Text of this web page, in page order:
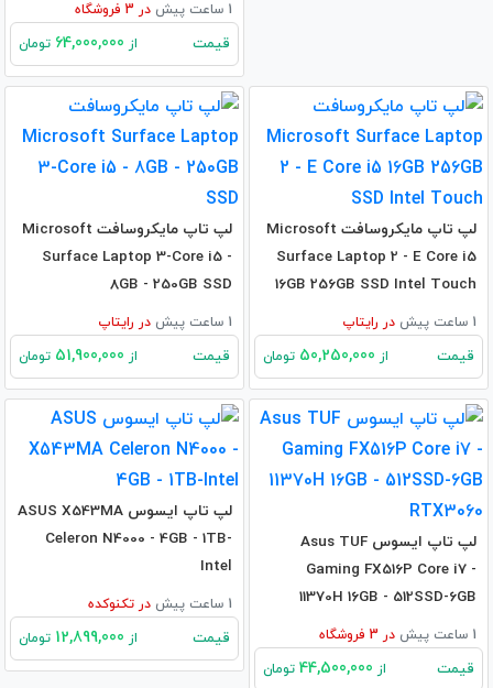
1 ساعت پیش در فروشگاه
قیمت از تومان
لپ تاپ مایکروسافت Microsoft
Surface Laptop 2 - E Core i5
16GB 256GB SSD Intel Touch
1 ساعت پیش در رایتاپ
قیمت از تومان
لپ تاپ مایکروسافت Microsoft
Surface Laptop 3-Core i5 -
8GB - 250GB SSD
1 ساعت پیش در رایتاپ
قیمت از تومان
لپ تاپ ایسوس Asus TUF
Gaming FX516P Core i7 -
11370H 16GB - 512SSD-6GB
RTX30601 ساعت پیش در فروشگاه
قیمت از تومان
لپ تاپ ایسوس ASUS X543MA
Celeron N4000 - 4GB - 1TB-
Intel
1 ساعت پیش در تکنوکده
قیمت از تومان